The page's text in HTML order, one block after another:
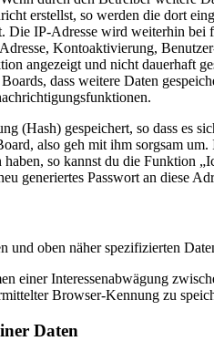
erstellst, so werden die dort
Die IP-Adresse wird weiterhin
Kontoaktivierung,
angezeigt und nicht dauerhaft
dass weitere Daten
(Hash) gespeichert, so dass es
also geh mit ihm sorgsam
so kannst du die Funktion
generiertes Passwort an diese
und oben näher spezifizierten
einer Interessenabwägung
Browser-Kennung zu
Daten